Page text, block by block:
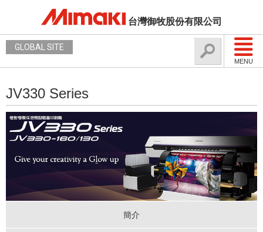
台灣御牧股份有限公司
MENU
GLOBAL SITE
JV330 Series
簡介